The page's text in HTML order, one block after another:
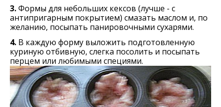
3.Формы для небольших кексов (лучше - с
антипригарным покрытием) смазать маслом и, по
желанию, посыпать панировочными сухарями.
4. В каждую форму выложить подготовленную
куриную отбивную, слегка посолить и посыпать
перцем или любимыми специями.